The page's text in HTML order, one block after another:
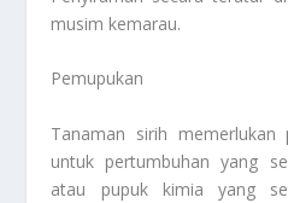
musim kemarau.
Pemupukan
Tanaman sirih
untuk pertumbuhan yang
atau pupuk kimia yang